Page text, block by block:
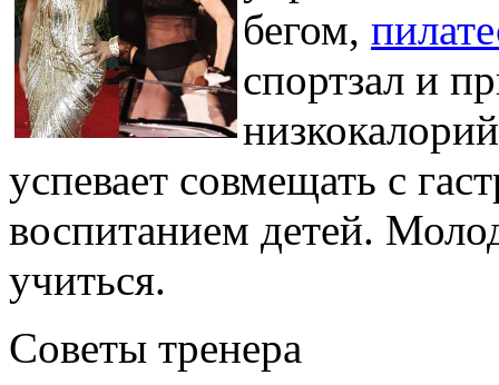
бегом,
спортзал и
успевает совмещать с
воспитанием детей.
учиться.
Советы тренера